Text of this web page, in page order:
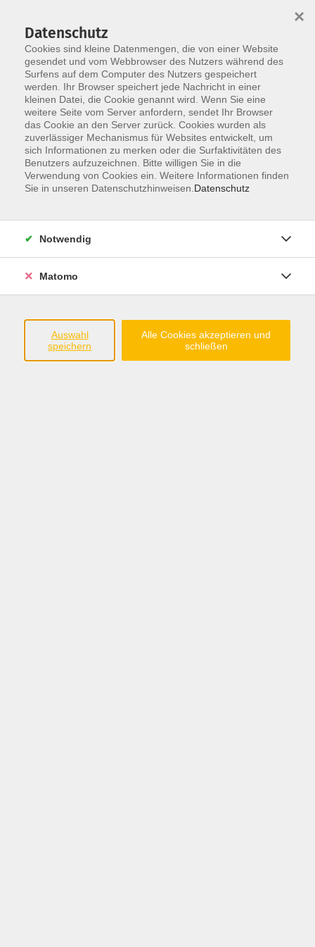
Skip to main content
Der Kurs konnte nicht gefunden werden.
im Landkreis Grafschaft Bentheim e.V.
Steinmaate 2
Datenschutz
Cookies sind kleine Datenmengen, die von einer Website
gesendet und vom Webbrowser des Nutzers während des
Surfens auf dem Computer des Nutzers gespeichert
werden. Ihr Browser speichert jede Nachricht in einer
kleinen Datei, die Cookie genannt wird. Wenn Sie eine
weitere Seite vom Server anfordern, sendet Ihr Browser
das Cookie an den Server zurück. Cookies wurden als
zuverlässiger Mechanismus für Websites entwickelt, um
sich Informationen zu merken oder die Surfaktivitäten des
Benutzers aufzuzeichnen. Bitte willigen Sie in die
Verwendung von Cookies ein. Weitere Informationen finden
Sie in unseren Datenschutzhinweisen. Datenschutz
×
Notwendig
Matomo
Auswahl
speichern
Alle Cookies akzeptieren und
schließen